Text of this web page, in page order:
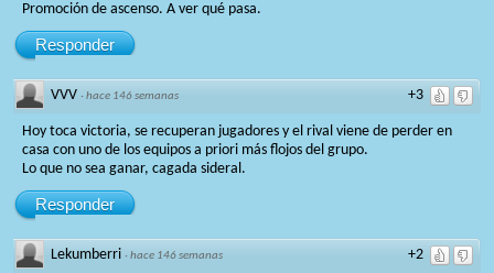
Promoción de ascenso. A ver qué pasa.
Responder
+3
VVV ·hace 146 semanas
Hoy toca victoria, se recuperan jugadores y el rival viene de perder en
casa con uno de los equipos a priori más flojos del grupo.
Lo que no sea ganar, cagada sideral.
Responder
+2
Lekumberri ·hace 146 semanas